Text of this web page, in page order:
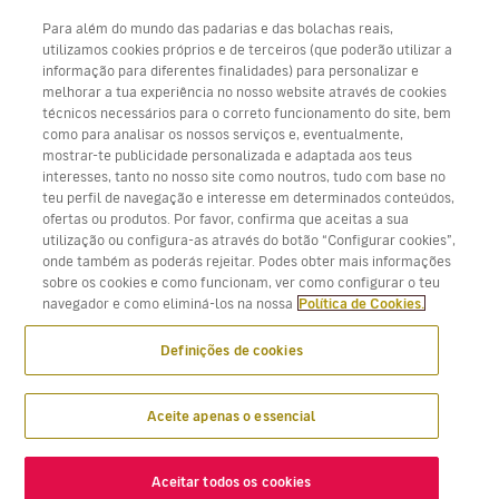
Baixe aplicativo Volotea para iOS e Android
Para além do mundo das padarias e das bolachas reais,
utilizamos cookies próprios e de terceiros (que poderão utilizar a
informação para diferentes finalidades) para personalizar e
melhorar a tua experiência no nosso website através de cookies
técnicos necessários para o correto funcionamento do site, bem
como para analisar os nossos serviços e, eventualmente,
mostrar-te publicidade personalizada e adaptada aos teus
interesses, tanto no nosso site como noutros, tudo com base no
teu perfil de navegação e interesse em determinados conteúdos,
ofertas ou produtos. Por favor, confirma que aceitas a sua
utilização ou configura-as através do botão “Configurar cookies”,
onde também as poderás rejeitar. Podes obter mais informações
sobre os cookies e como funcionam, ver como configurar o teu
navegador e como eliminá-los na nossa Política de Cookies.
Definições de cookies
Aceite apenas o essencial
Aceitar todos os cookies